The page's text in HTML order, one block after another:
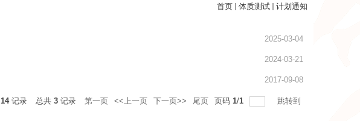
首页 体质测试 计划通知
2025-03-04
2024-03-21
2017-09-08
14记录 总共 3 记录 第一页 <<上一页 下一页>> 尾页 页码 1/1 跳转到